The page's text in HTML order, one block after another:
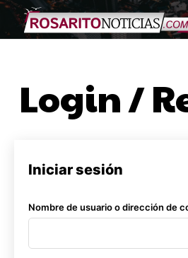
Login /
Iniciar sesión
Nombre de usuario o dirección de